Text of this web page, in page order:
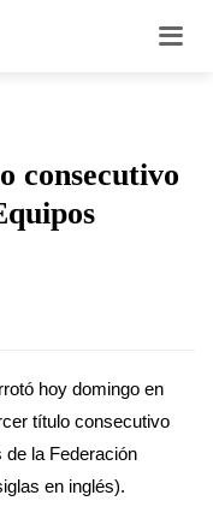
consecutivo
hoy domingo en
título consecutivo
de la Federación
en inglés).